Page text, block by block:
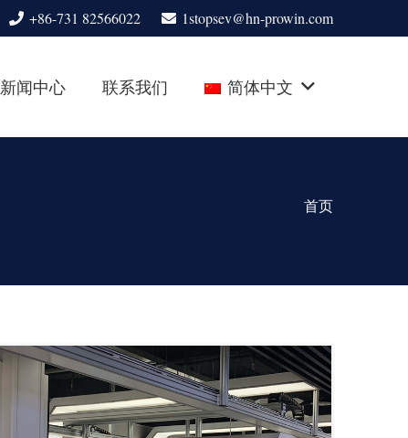
+86-731 82566022 1stopsev@hn-prowin.com
新闻中心 联系我们 简体中文
首页